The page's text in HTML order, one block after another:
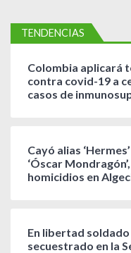
TENDENCIAS
Colombia aplicará
contra covid-19 a
casos de
Cayó alias
‘Óscar
homicidios en
En libertad
secuestrado en la